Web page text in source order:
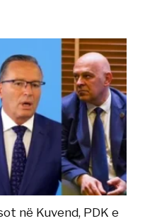
në Kuvend, PDK e